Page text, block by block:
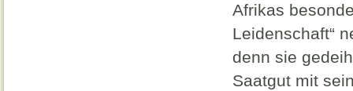
Afrikas
Leidenschaft“
denn sie
Saatgut mit